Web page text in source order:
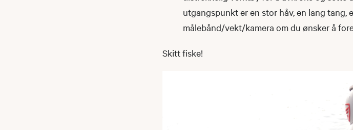
utgangspunkt er en stor håv, en lang tang,
målebånd/vekt/kamera om du ønsker å
Skitt fiske!